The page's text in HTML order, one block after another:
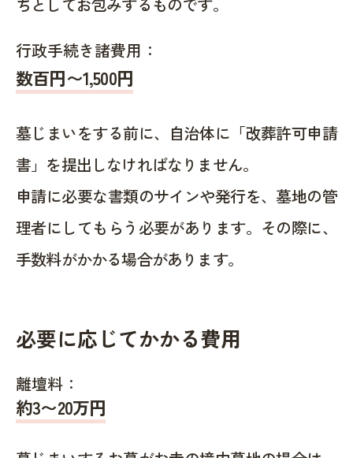
行政手続き諸費用：
数百円〜1,500円
墓じまいをする前に、自治体に「改葬許可申請
書」を提出しなければなりません。
申請に必要な書類のサインや発行を、墓地の管
理者にしてもらう必要があります。その際に、
手数料がかかる場合があります。
必要に応じてかかる費用
離壇料：
約3〜20万円